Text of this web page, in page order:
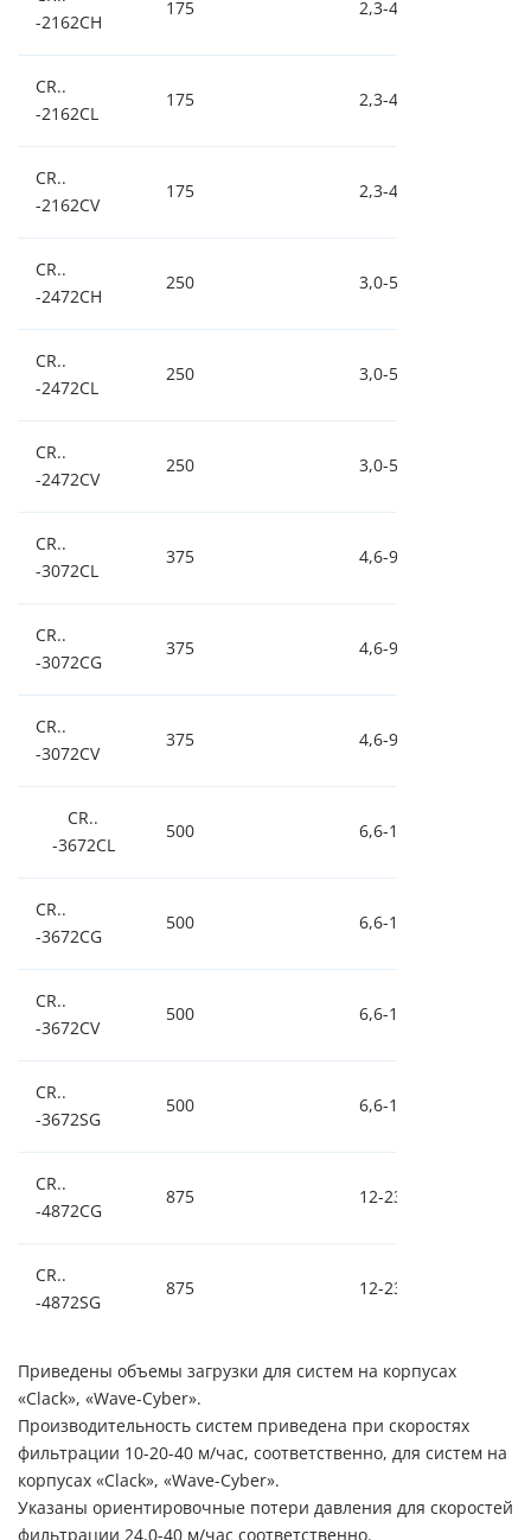
-2162CH
175 2,3-4,5-9,0
CR..
-2162CL
175 2,3-4,5-9,0
CR..
-2162CV
175 2,3-4,5-9,0
CR..
-2472CH
250 3,0-5,9-12
CR..
-2472CL
250 3,0-5,9-12
CR..
-2472CV
250 3,0-5,9-12
CR..
-3072CL
375 4,6-9,2-18
CR..
-3072CG
375 4,6-9,2-18
CR..
-3072CV
375 4,6-9,2-18
CR..
-3672CL
500 6,6-13-26
CR..
-3672CG
500 6,6-13-26
CR..
-3672CV
500 6,6-13-26
CR..
-3672SG
500 6,6-13-26
CR..
-4872CG
875 12-23-47
CR..
-4872SG
875 12-23-47
Приведены объемы загрузки для систем на корпусах
«Clack», «Wave-Cyber».
Производительность систем приведена при скоростях
фильтрации 10-20-40 м/час, соответственно, для систем на
корпусах «Clack», «Wave-Cyber».
Указаны ориентировочные потери давления для скоростей
фильтрации 24,0-40 м/час соответственно.